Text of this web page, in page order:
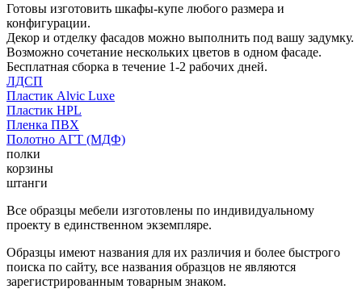
Готовы изготовить шкафы-купе любого размера и
конфигурации.
Декор и отделку фасадов можно выполнить под вашу задумку.
Возможно сочетание нескольких цветов в одном фасаде.
Бесплатная сборка в течение 1-2 рабочих дней.
ЛДСП
Пластик Alvic Luxe
Пластик HPL
Пленка ПВХ
Полотно АГТ (МДФ)
полки
корзины
штанги
Все образцы мебели изготовлены по индивидуальному
проекту в единственном экземпляре.
Образцы имеют названия для их различия и более быстрого
поиска по сайту, все названия образцов не являются
зарегистрированным товарным знаком.